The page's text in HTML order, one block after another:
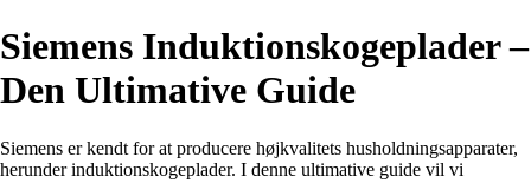
Siemens Induktionskogeplader –
Den Ultimative Guide
Siemens er kendt for at producere højkvalitets husholdningsapparater,
herunder induktionskogeplader. I denne ultimative guide vil vi